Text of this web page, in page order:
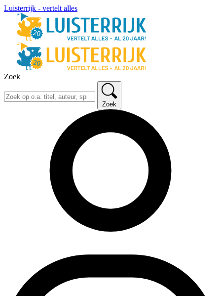
Luisterrijk - vertelt alles
Zoek
Zoek